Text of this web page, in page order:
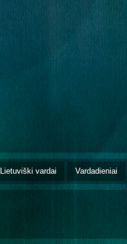
Lietuviški vardai Vardadieniai